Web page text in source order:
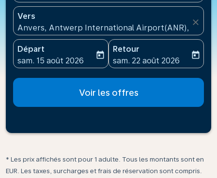
Vers
Anvers, Antwerp International Airport(ANR),
close
Départ
fc-booking-departure-date-aria-label
sam. 15 août 2026
today
Retour
fc-booking-return-date-
sam. 22 août 2026
today
Voir les offres
* Les prix affichés sont pour 1 adulte. Tous les montants sont en
EUR. Les taxes, surcharges et frais de réservation sont compris.